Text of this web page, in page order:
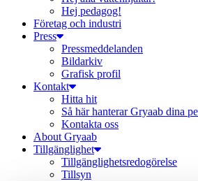
Hej pedagog!
Företag och industri
Press
Pressmeddelanden
Bildarkiv
Grafisk profil
Kontakt
Hitta hit
Så här hanterar Gryaab dina
Kontakta oss
About Gryaab
Tillgänglighet
Tillgänglighetsredogörelse
Tillsyn